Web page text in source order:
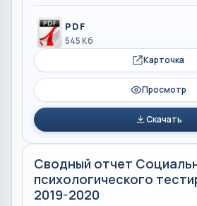
PDF
545 Кб
Карточка
Просмотр
Скачать
Сводный отчет
психологического
2019-2020